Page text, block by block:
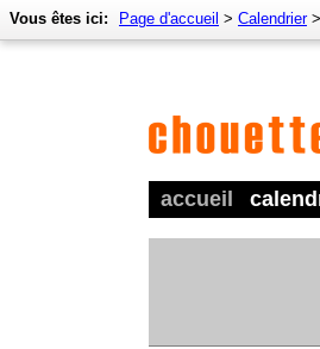
accueil
Vous êtes ici: Page d'accueil > Calendrier>